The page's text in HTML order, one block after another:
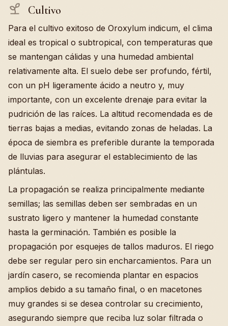
Cultivo
Para el cultivo exitoso de Oroxylum indicum, el clima
ideal es tropical o subtropical, con temperaturas que
se mantengan cálidas y una humedad ambiental
relativamente alta. El suelo debe ser profundo, fértil,
con un pH ligeramente ácido a neutro y, muy
importante, con un excelente drenaje para evitar la
pudrición de las raíces. La altitud recomendada es de
tierras bajas a medias, evitando zonas de heladas. La
época de siembra es preferible durante la temporada
de lluvias para asegurar el establecimiento de las
plántulas.
La propagación se realiza principalmente mediante
semillas; las semillas deben ser sembradas en un
sustrato ligero y mantener la humedad constante
hasta la germinación. También es posible la
propagación por esquejes de tallos maduros. El riego
debe ser regular pero sin encharcamientos. Para un
jardín casero, se recomienda plantar en espacios
amplios debido a su tamaño final, o en macetones
muy grandes si se desea controlar su crecimiento,
asegurando siempre que reciba luz solar filtrada o